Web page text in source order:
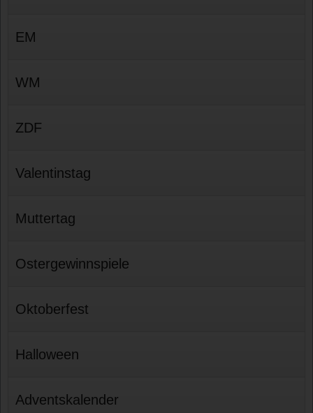
EM
WM
ZDF
Valentinstag
Muttertag
Ostergewinnspiele
Oktoberfest
Halloween
Adventskalender